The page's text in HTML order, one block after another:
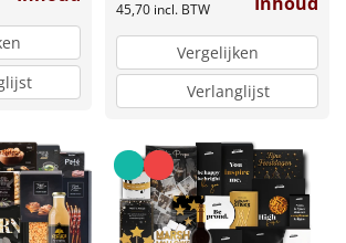
45,70 incl. BTW
Vergelijken
Verlanglijst